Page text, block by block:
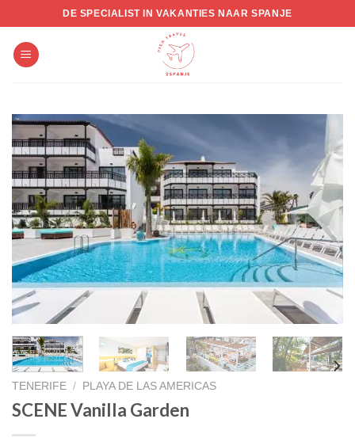
to
content
DE SPECIALIST IN VAKANTIES NAAR SPANJE
TENERIFE / PLAYA DE LAS AMERICAS
SCENE Vanilla Garden